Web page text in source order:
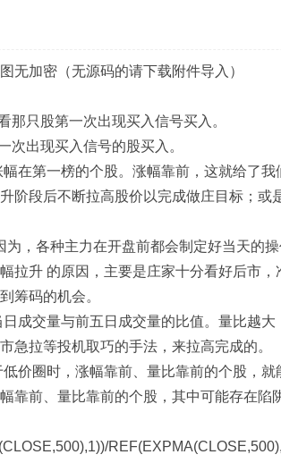
无加密（无源码的请下载附件导入）
那只股第一次出现买入信号买入。
次出现买入信号的股买入。
在第一榜的个股。涨幅靠前，这就给了我
阶段后不断拉高股价以完成做庄目标；或
，各种主力在开盘前都会制定好当天的
拉升 的原因，主要是庄家十分看好后市
筹码的机会。
成交量与前五日成交量的比值。量比越
急拉等投机取巧的手法，来拉高完成的。
价圈时，涨幅靠前、量比靠前的个股，
靠前、量比靠前的个股，其中可能存在陷